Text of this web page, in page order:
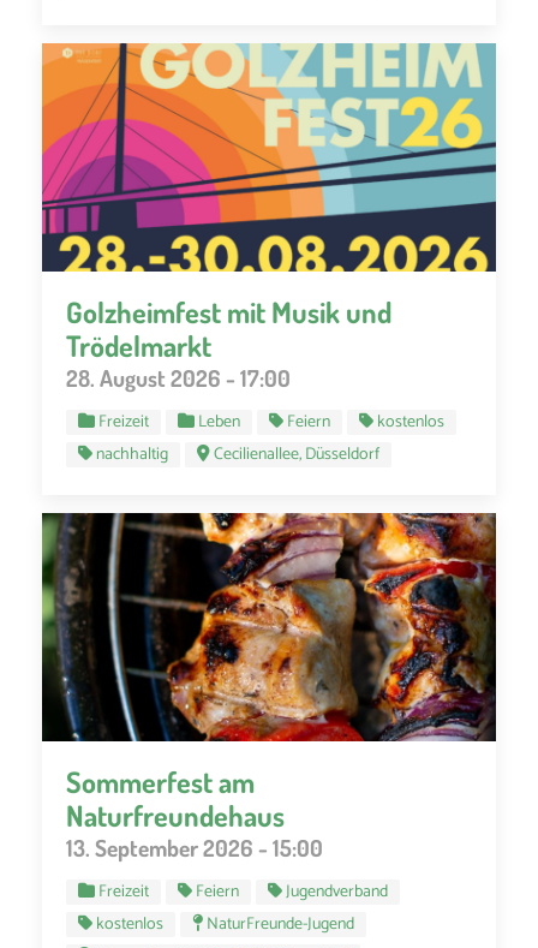
Golzheimfest mit Musik und
Trödelmarkt
28. August 2026 - 17:00
Freizeit Leben Feiern
kostenlos
nachhaltig
Cecilienallee, Düsseldorf
Sommerfest am
Naturfreundehaus
13. September 2026 - 15:00
Freizeit Feiern
Jugendverband
kostenlos
NaturFreunde-Jugend